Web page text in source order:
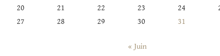
20
21 22 23 24
27
28 29 30 31
« Juin